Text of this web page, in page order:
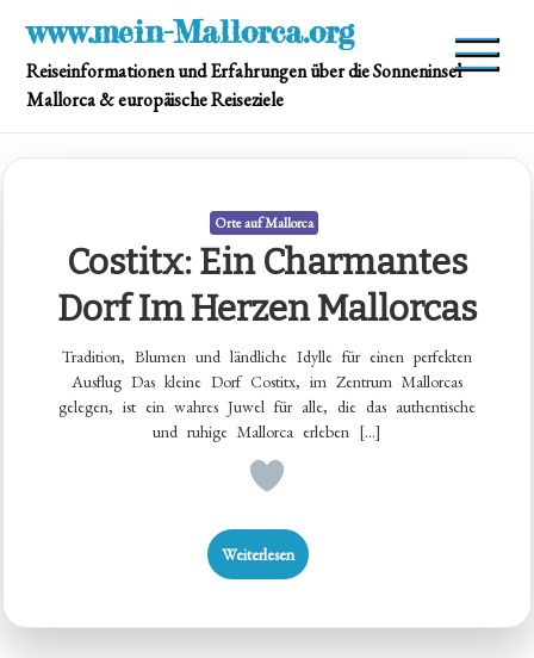
content
www.mein-Mallorca.org
Reiseinformationen und Erfahrungen über die Sonneninsel
Mallorca & europäische Reiseziele
Orte auf Mallorca
Costitx: Ein Charmantes
Dorf Im Herzen Mallorcas
Tradition, Blumen und ländliche Idylle für einen perfekten
Ausflug Das kleine Dorf Costitx, im Zentrum Mallorcas
gelegen, ist ein wahres Juwel für alle, die das authentische
und ruhige Mallorca erleben […]
Weiterlesen